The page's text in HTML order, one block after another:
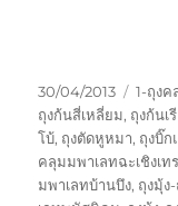
Posted
on
30/04/2013 1-ถุง
ถุงก้นสี่เหลี่ยม, ถุงก้นเ
โบ้, ถุงตัดหูหมา, ถุงบิ๊ก
คลุมมพาเลทฉะเชิงเท
มพาเลทบ้านบึง, ถุงมุ้ง